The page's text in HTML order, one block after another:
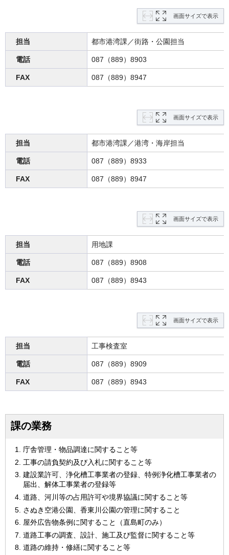
画面サイズで表示
担当 都市港湾課／街路・公園担当
電話 087（889）8903
FAX 087（889）8947
画面サイズで表示
担当 都市港湾課／港湾・海岸担当
電話 087（889）8933
FAX 087（889）8947
画面サイズで表示
担当 用地課
電話 087（889）8908
FAX 087（889）8943
画面サイズで表示
担当 工事検査室
電話 087（889）8909
FAX 087（889）8943
課の業務
庁舎管理・物品調達に関すること等
工事の請負契約及び入札に関すること等
建設業許可、浄化槽工事業者の登録、特例浄化槽工事業者の
届出、解体工事業者の登録等
道路、河川等の占用許可や境界協議に関すること等
さぬき空港公園、香東川公園の管理に関すること
屋外広告物条例に関すること（直島町のみ）
道路工事の調査、設計、施工及び監督に関すること等
道路の維持・修繕に関すること等